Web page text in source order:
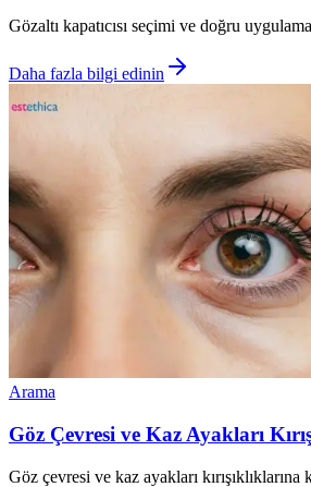
Gözaltı kapatıcısı seçimi ve doğru
Daha fazla bilgi edinin
Arama
Göz Çevresi ve Kaz Ayakları
Göz çevresi ve kaz ayakları